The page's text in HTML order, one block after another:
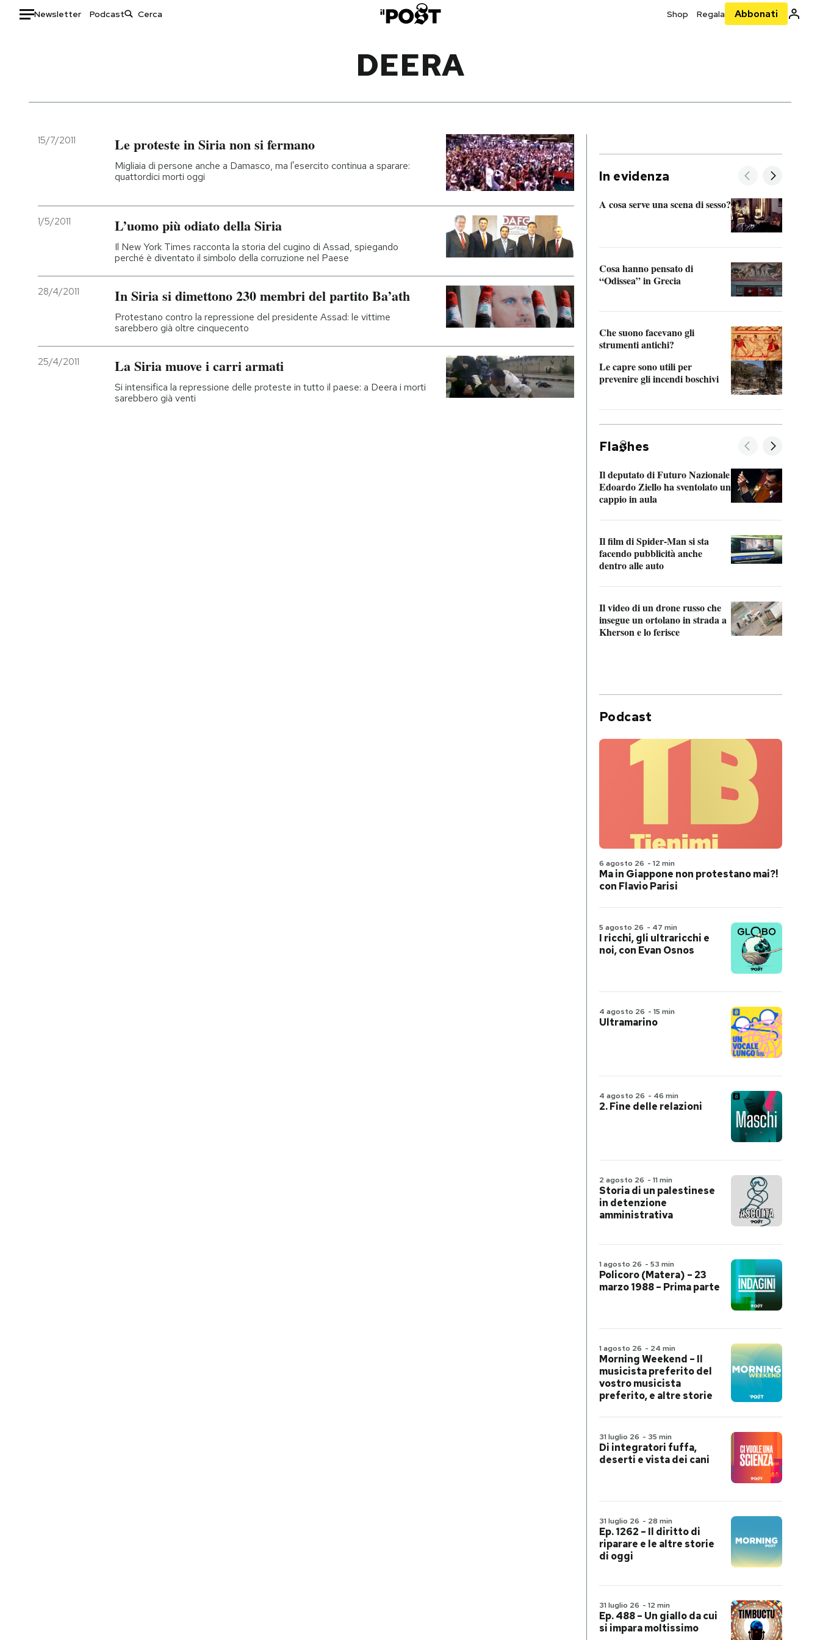
Newsletter Podcast Shop Regala Abbonati
Italia
Politica
Cultura
Economia
Moda
Ok Boomer!
Europa
Altrecose
Mondiali calcio 2026
PODCAST
DEERA
15/7/2011 Le proteste in Siria non si fermano
Migliaia di persone anche a Damasco, ma l'esercito continua a sparare:
quattordici morti oggi
1/5/2011 L’uomo più odiato della Siria
Il New York Times racconta la storia del cugino di Assad, spiegando
perché è diventato il simbolo della corruzione nel Paese
28/4/2011 In Siria si dimettono 230 membri del partito Ba’ath
Protestano contro la repressione del presidente Assad: le vittime
sarebbero già oltre cinquecento
25/4/2011 La Siria muove i carri armati
Si intensifica la repressione delle proteste in tutto il paese: a Deera i morti
sarebbero già venti
In evidenza
A cosa serve una scena di sesso?
Cosa hanno pensato di
“Odissea” in Grecia
Che suono facevano gli
strumenti antichi?
Le capre sono utili per
prevenire gli incendi boschivi
Fla hes
Il deputato di Futuro Nazionale
Edoardo Ziello ha sventolato un
cappio in aula
Il film di Spider-Man si sta
facendo pubblicità anche
dentro alle auto
Il video di un drone russo che
insegue un ortolano in strada a
Kherson e lo ferisce
Podcast
6 agosto 26 - 12 min
Ma in Giappone non protestano mai?!
con Flavio Parisi
5 agosto 26 - 47 min
I ricchi, gli ultraricchi e
noi, con Evan Osnos
4 agosto 26 - 15 min
Ultramarino
4 agosto 26 - 46 min
2. Fine delle relazioni
2 agosto 26 - 11 min
Storia di un palestinese
in detenzione
amministrativa
1 agosto 26 - 53 min
Policoro (Matera) – 23
marzo 1988 – Prima parte
1 agosto 26 - 24 min
Morning Weekend – Il
musicista preferito del
vostro musicista
preferito, e altre storie
31 luglio 26 - 35 min
Di integratori fuffa,
deserti e vista dei cani
31 luglio 26 - 28 min
Ep. 1262 – Il diritto di
riparare e le altre storie
di oggi
31 luglio 26 - 12 min
Ep. 488 – Un giallo da cui
si impara moltissimo